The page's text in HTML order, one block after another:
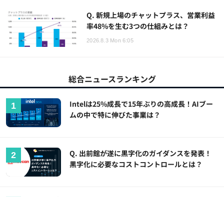
Q. 新規上場のチャットプラス、営業利益
率48%を生む3つの仕組みとは？
2026.8.3 Mon 6:05
総合ニュースランキング
Intelは25%成長で15年ぶりの高成長！AIブー
ムの中で特に伸びた事業は？
Q. 出前館が遂に黒字化のガイダンスを発表！
黒字化に必要なコストコントロールとは？